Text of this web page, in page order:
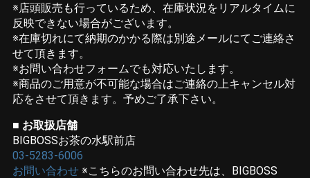
※店頭販売も行っているため、在庫状況をリアルタイムに
反映できない場合がございます。
※在庫切れにて納期のかかる際は別途メールにてご連絡さ
せて頂きます。
※お問い合わせフォームでも対応いたします。
※商品のご用意が不可能な場合はご連絡の上キャンセル対
応をさせて頂きます。予めご了承下さい。
■ お取扱店舗
BIGBOSSお茶の水駅前店
03-5283-6006
お問い合わせ ※こちらのお問い合わせ先は、BIGBOSS